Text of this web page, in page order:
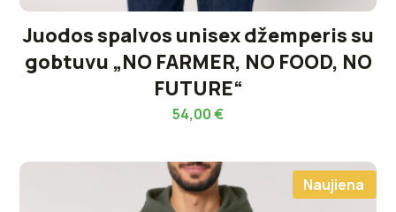
Juodos spalvos unisex džemperis su
gobtuvu „NO FARMER, NO FOOD, NO
FUTURE“
54,00€
Naujiena